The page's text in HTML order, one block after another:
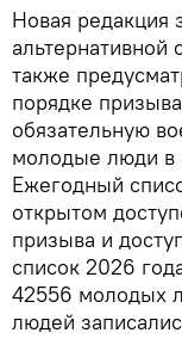
Новая редакция
также
порядке
обязательную
молодые люди в
Ежегодный
открытом
призыва и
список 2026
42556 молодых
людей